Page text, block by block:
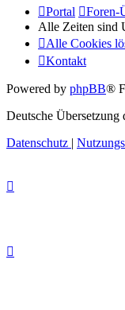
Portal
Foren-
Alle Zeiten sind
Alle Cookies
Kontakt
Powered by phpBB®
Deutsche Übersetzung
Datenschutz |